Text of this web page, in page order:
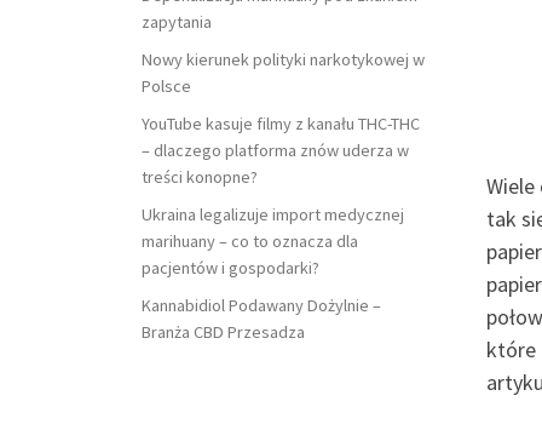
tak
które
zapytania
Nowy kierunek polityki narkotykowej w
Polsce
YouTube kasuje filmy z kanału THC-THC
– dlaczego platforma znów uderza w
treści konopne?
Ukraina legalizuje import medycznej
marihuany – co to oznacza dla
pacjentów i gospodarki?
Kannabidiol Podawany Dożylnie –
Branża CBD Przesadza